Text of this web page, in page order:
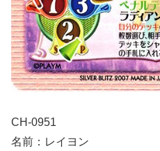
CH-0951
名前：レイヨン